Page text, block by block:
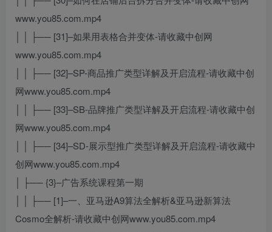
www.you85.com.mp4
│ │ ├── [31]–如果用表格合并变体-请收藏中创网
www.you85.com.mp4
│ │ ├── [32]–SP-商品推广类型详解及开启流程-请收藏中创
网www.you85.com.mp4
│ │ ├── [33]–SB-品牌推广类型详解及开启流程-请收藏中创
网www.you85.com.mp4
│ │ ├── [34]–SD-展示型推广类型详解及开启流程-请收藏中
创网www.you85.com.mp4
│ ├── {3}–广告系统课程第一期
│ │ ├── [1]–一、亚马逊A9算法全解析&亚马逊新算法
Cosmo全解析-请收藏中创网www.you85.com.mp4